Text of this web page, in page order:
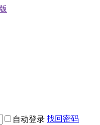
自动登录 找回密码